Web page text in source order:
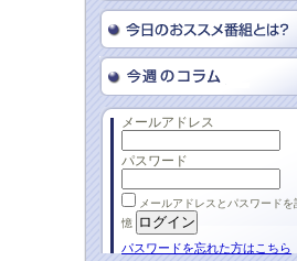
メールアドレス
パスワード
メールアドレスとパスワードを
憶
パスワードを忘れた方はこちら